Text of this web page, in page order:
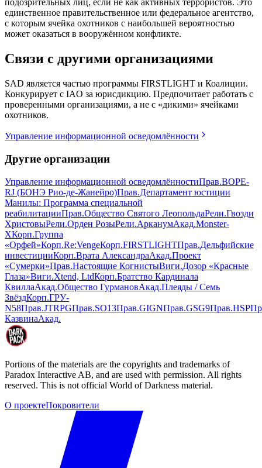
подозрительных лиц, если не как активных террористов. Это
единственное правительственное или федеральное агентство,
с которым ячейка охотников с наибольшей вероятностью
может оказаться в вооружённом конфликте.
Связи с другими организациями
SAD является частью программы FIRSTLIGHT и Коалиции.
Конкурирует с IAO за юрисдикцию. Предпочитает работать с
проверенными организациями, а не с «дикими» ячейками
охотников.
Управление информационной осведомлённости
Другие организации
Управление информационной осведомлённостиПрав.BOPE-
RJ (БОНЭ Рио-де-Жанейро)Прав.Департамент юстиции
Манилы: Программа специальной
реабилитацииПрав.Общество Святого ЛеопольдаРели.Гвозди
ХристовыРели.Орден РозыРели.АрканумАкад.Monster-
XКорп.Группа
«Орфей»Корп.Re:VengeКорп.FIRSTLIGHTПрав.Дельфийские
инвестицииКорп.Врата АлександраАкад.Проект
«Сумерки»Прав.Настоящие КогнистыВиги.Дозор «Красные
Глаза»Виги.Xtend, LtdКорп.Братство Кардинала
КвиллаАкад.Общество ГурмановАкад.Плеяды / Семь
ЗвёздКорп.ГРУ-
N58Прав.JTRPGПрав.SO13Прав.GIGNПрав.GSG9Прав.HSP
КазвинаАкад.
Portions of the materials are the copyrights and trademarks of
Paradox Interactive AB, and are used with permission. All rights
reserved. This is not official World of Darkness material.
О проектеПокровители